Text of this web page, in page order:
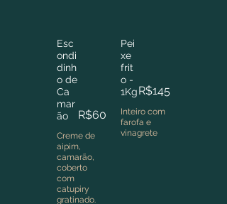
Esc
ondi
dinh
o de
Ca
mar
ão
Creme de
aipim,
camarão,
coberto
com
catupiry
gratinado.
R$60
Pei
xe
frit
o -
1Kg
Inteiro com
farofa e
vinagrete
R$145